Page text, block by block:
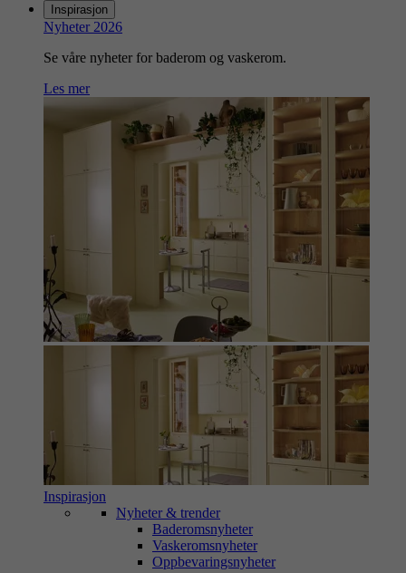
Inspirasjon
Nyheter 2026
Se våre nyheter for baderom og vaskerom.
Les mer
Inspirasjon
Nyheter & trender
Baderomsnyheter
Vaskeromsnyheter
Oppbevaringsnyheter